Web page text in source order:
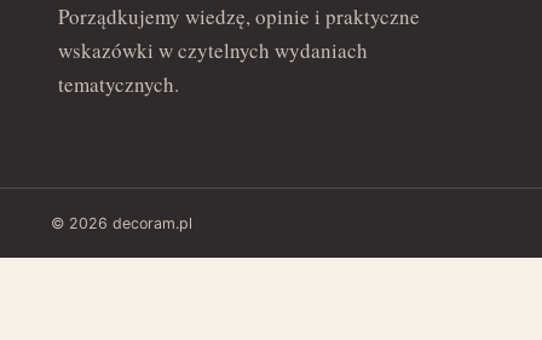
Porządkujemy wiedzę, opinie i praktyczne
wskazówki w czytelnych wydaniach
tematycznych.
© 2026 decoram.pl